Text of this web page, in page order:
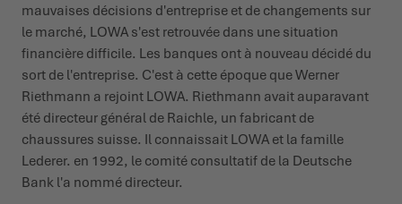
mauvaises décisions d'entreprise et de changements sur
le marché, LOWA s'est retrouvée dans une situation
financière difficile. Les banques ont à nouveau décidé du
sort de l'entreprise. C'est à cette époque que Werner
Riethmann a rejoint LOWA. Riethmann avait auparavant
été directeur général de Raichle, un fabricant de
chaussures suisse. Il connaissait LOWA et la famille
Lederer. en 1992, le comité consultatif de la Deutsche
Bank l'a nommé directeur.